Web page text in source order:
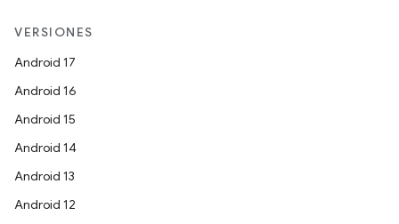
VERSIONES
Android 17
Android 16
Android 15
Android 14
Android 13
Android 12